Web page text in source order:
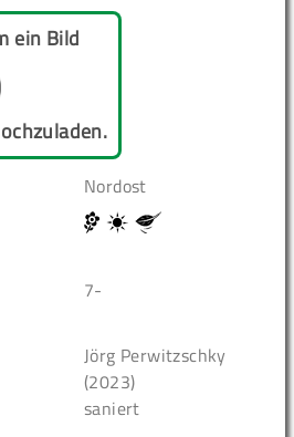
ein Bild
Nordost
7-
Jörg Perwitzschky
(2023)
saniert